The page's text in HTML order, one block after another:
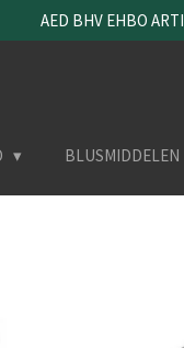
AED BHV EHBO
BLUSMIDDELEN